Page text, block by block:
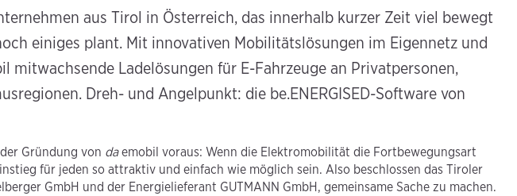
aus Tirol in Österreich, das innerhalb kurzer Zeit viel bewegt
einiges plant. Mit innovativen Mobilitätslösungen im Eigennetz und
mitwachsende Ladelösungen für E-Fahrzeuge an Privatpersonen,
Dreh- und Angelpunkt: die be.ENERGISED-Software von
Gründung von daemobil voraus: Wenn die Elektromobilität die Fortbewegungsart
für jeden so attraktiv und einfach wie möglich sein. Also beschlossen das Tiroler
GmbH und der Energielieferant GUTMANN GmbH, gemeinsame Sache zu machen.